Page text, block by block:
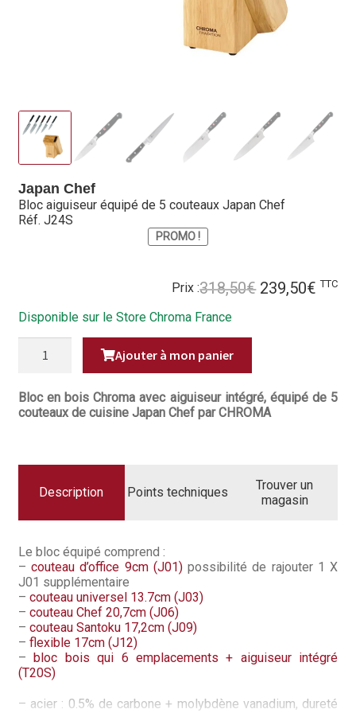
Mentions légales
Partenaires
Politique en matière de remboursements et de retours
Questions / Réponses
Questions-Réponses?
Revue de presse
Thank you for booking
Tous les articles
Trouver mon couteau
Trouver mon magasin
Japan Chef
Bloc aiguiseur équipé de 5 couteaux Japan Chef
Réf. J24S
PROMO !
Prix :318,50€ Le
239,50€ Le
TTC
Disponible sur le Store Chroma France
ÉQUIPÉ
DE
5
Ajouter à mon panier
Bloc en bois Chroma avec aiguiseur intégré, équipé de 5
couteaux de cuisine Japan Chef par CHROMA
Description Points techniques
Trouver un
magasin
Le bloc équipé comprend :
– couteau d’office 9cm (J01)possibilité de rajouter 1 X
J01 supplémentaire
– couteau universel 13.7cm (J03)
– couteau Chef 20,7cm (J06)
– couteau Santoku 17,2cm (J09)
– flexible 17cm (J12)
–bloc bois qui 6 emplacements + aiguiseur intégré
(T20S)
– acier : 0.5% de carbone + molybdène vanadium, dureté